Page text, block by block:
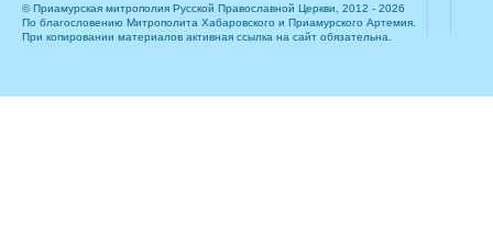
© Приамурская митрополия Русской Православной Церкви, 2012 - 2026
По благословению Митрополита Хабаровского и Приамурского Артемия.
При копировании материалов активная ссылка на сайт обязательна.